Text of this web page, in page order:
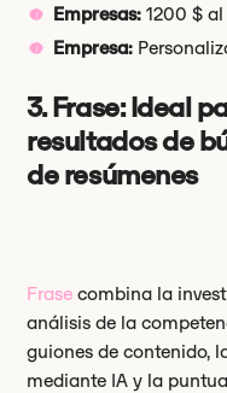
Empresas: 1200 $
Empresa:
3. Frase: Ideal
resultados de
de resúmenes
Frase combina la
análisis de la
guiones de contenido,
mediante IA y la